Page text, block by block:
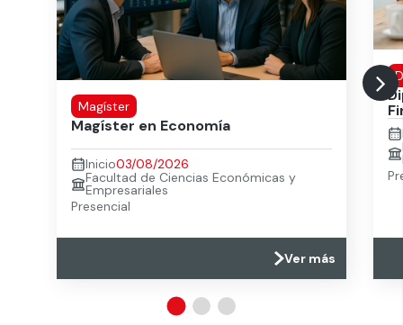
Magíster
Magíster en Economía
Inicio03/08/2026
Facultad de Ciencias Económicas y
Empresariales
Presencial
Ver más